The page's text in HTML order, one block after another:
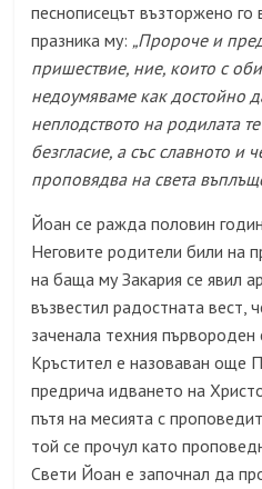
песнописецът възторжено го
празника му: „Пророче и
пришествие, ние, които с
недоумяваме как достойно
неплодството на родилата
безгласие, а със славното и
проповядва на света
Йоан се ражда половин
Неговите родители били на
на баща му Закария се явил
възвестил радостната вест,
заченала техния първороден
Кръстител е назоваван още
предрича идването на
пътя на месията с
той се прочул като
Свети Йоан е започнал да